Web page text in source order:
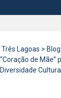
Lagoas > Blog
de Mãe”